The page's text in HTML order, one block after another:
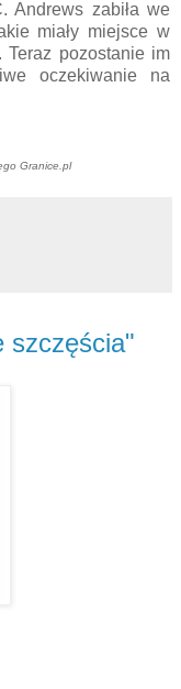
Andrews zabiła we
miały miejsce w
Teraz pozostanie im
oczekiwanie na
Granice.pl
szczęścia"